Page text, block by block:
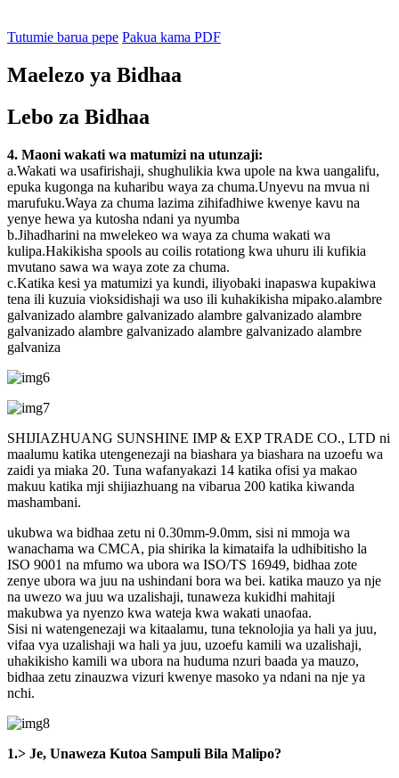
Tutumie barua pepe Pakua kama PDF
Maelezo ya Bidhaa
Lebo za Bidhaa
4. Maoni wakati wa matumizi na utunzaji:
a.Wakati wa usafirishaji, shughulikia kwa upole na kwa uangalifu,
epuka kugonga na kuharibu waya za chuma.Unyevu na mvua ni
marufuku.Waya za chuma lazima zihifadhiwe kwenye kavu na
yenye hewa ya kutosha ndani ya nyumba
b.Jihadharini na mwelekeo wa waya za chuma wakati wa
kulipa.Hakikisha spools au coilis rotationg kwa uhuru ili kufikia
mvutano sawa wa waya zote za chuma.
c.Katika kesi ya matumizi ya kundi, iliyobaki inapaswa kupakiwa
tena ili kuzuia vioksidishaji wa uso ili kuhakikisha mipako.alambre
galvanizado alambre galvanizado alambre galvanizado alambre
galvanizado alambre galvanizado alambre galvanizado alambre
galvaniza
SHIJIAZHUANG SUNSHINE IMP & EXP TRADE CO., LTD ni
maalumu katika utengenezaji na biashara ya biashara na uzoefu wa
zaidi ya miaka 20. Tuna wafanyakazi 14 katika ofisi ya makao
makuu katika mji shijiazhuang na vibarua 200 katika kiwanda
mashambani.
ukubwa wa bidhaa zetu ni 0.30mm-9.0mm, sisi ni mmoja wa
wanachama wa CMCA, pia shirika la kimataifa la udhibitisho la
ISO 9001 na mfumo wa ubora wa ISO/TS 16949, bidhaa zote
zenye ubora wa juu na ushindani bora wa bei. katika mauzo ya nje
na uwezo wa juu wa uzalishaji, tunaweza kukidhi mahitaji
makubwa ya nyenzo kwa wateja kwa wakati unaofaa.
Sisi ni watengenezaji wa kitaalamu, tuna teknolojia ya hali ya juu,
vifaa vya uzalishaji wa hali ya juu, uzoefu kamili wa uzalishaji,
uhakikisho kamili wa ubora na huduma nzuri baada ya mauzo,
bidhaa zetu zinauzwa vizuri kwenye masoko ya ndani na nje ya
nchi.
1.> Je, Unaweza Kutoa Sampuli Bila Malipo?